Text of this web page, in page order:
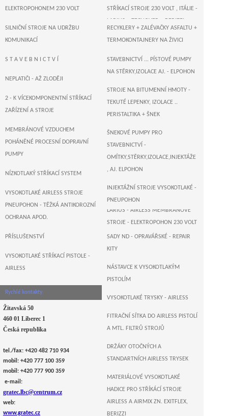
ELEKTROPOHONEM 230 VOLT
STŘÍKACÍ STROJE 230 VOLT , ITÁLIE -
LARIUS + TECNOVER + BERIZZI
T R I T E C H - US AIRLESS STŘÍKACÍ
STROJE 230 VOLT
MEMBRÁNOVÉ VYSOKOTLAKÉ
LARIUS - AIRLESS MEMBRÁNOVÉ
STROJE - ELEKTROPOHON 230 VOLT
SILNIČNÍ STROJE NA UDRŽBU
KOMUNIKACÍ
RECYKLERY + ZALÉVAČKY ASFALTU +
TERMOKONTAJNERY NA ŽIVICI
ZALÉVAČKY - VAŘIČE ASFALTU
S T A V E B N I C T V Í
STAVEBNICTVÍ ... PÍSTOVÉ PUMPY
NA STĚRKY,IZOLACE AJ. - ELPOHON
STROJE NA BITUMENNÍ HMOTY -
TEKUTÉ LEPENKY, IZOLACE ..
PERISTALTIKA + ŠNEK
ŠNEKOVÉ PUMPY PRO
STAVEBNICTVÍ -
OMÍTKY,STĚRKY,IZOLACE,INJEKTÁŽE
, AJ. ELPOHON
INJEKTÁŽNÍ STROJE VYSOKOTLAKÉ -
PNEUPOHON
NEPLATIČI - AŽ ZLODĚJI
2 - K VÍCEKOMPONENTNÍ STŘÍKACÍ
ZAŘÍZENÍ A STROJE
MEMBRÁNOVÉ VZDUCHEM
POHÁNĚNÉ PROCESNÍ DOPRAVNÍ
PUMPY
NÍZKOTLAKÝ STŘÍKACÍ SYSTEM
VYSOKOTLAKÉ AIRLESS STROJE
PNEUPOHON - TĚŽKÁ ANTIKOROZNÍ
OCHRANA APOD.
PŘÍSLUŠENSTVÍ
SADY ND - OPRAVÁŘSKÉ - REPAIR
KITY
NÁSTAVCE K VYSOKOTLAKÝM
PISTOLÍM
VYSOKOTLAKÉ TRYSKY - AIRLESS
FITRAČNÍ SÍTKA DO AIRLESS PISTOLÍ
A MTL. FILTRŮ STROJŮ
DRŽÁKY OTOČNÝCH A
STANDARTNÍCH AIRLESS TRYSEK
MATERIÁLOVÉ VYSOKOTLAKÉ
HADICE PRO STŘÍKÁCÍ STROJE
AIRLESS A AIRMIX ZN. EXITFLEX,
BERIZZI
VYSOKOTLAKÉ STŘÍKACÍ PISTOLE -
AIRLESS
Rychlé kontakty
Žitavská 50
460 01 Liberec 1
Česká republika
tel./fax: +420 482 710 934
mobil: +420 777 100 359
mobil: +420 777 900 359
e-mail:
gratec.lbc@centrum.cz
web:
www.gratec.cz